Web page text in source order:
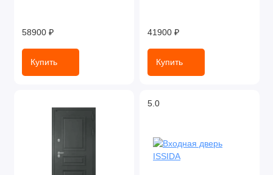
58900 ₽
Купить
41900 ₽
Купить
5.0